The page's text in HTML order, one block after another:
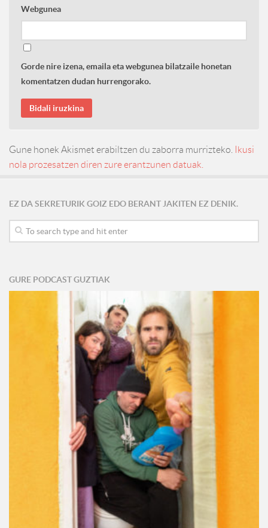
Webgunea
Gorde nire izena, emaila eta webgunea bilatzaile honetan
komentatzen dudan hurrengorako.
Gune honek Akismet erabiltzen du zaborra murrizteko.
Ikusi
nola prozesatzen diren zure erantzunen datuak.
EZ DA SEKRETURIK GOIZ EDO BERANT JAKITEN EZ DENIK.
GURE PODCAST GUZTIAK